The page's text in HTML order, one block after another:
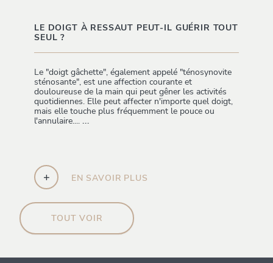
LE DOIGT À RESSAUT PEUT-IL GUÉRIR TOUT
SEUL ?
Le "doigt gâchette", également appelé "ténosynovite
sténosante", est une affection courante et
douloureuse de la main qui peut gêner les activités
quotidiennes. Elle peut affecter n'importe quel doigt,
mais elle touche plus fréquemment le pouce ou
l'annulaire.... ...
+ EN SAVOIR PLUS
TOUT VOIR